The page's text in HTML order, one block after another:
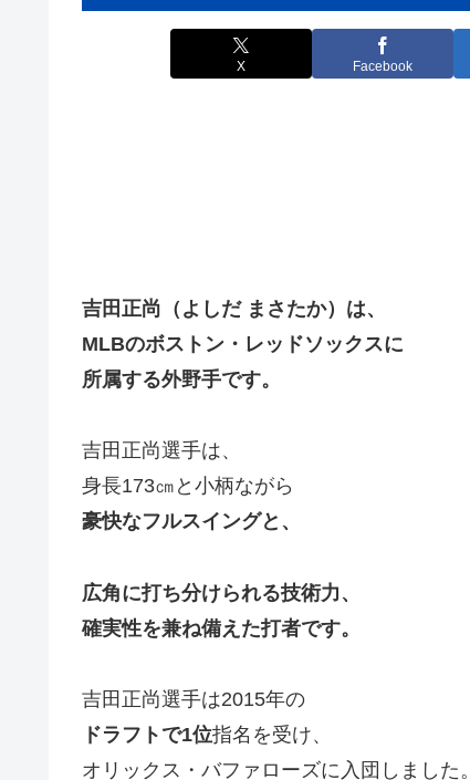
X Facebook
吉田正尚（よしだ まさたか）は、
MLBのボストン・レッドソックスに
所属する外野手です。
吉田正尚選手は、
身長173㎝と小柄ながら
豪快なフルスイングと、
広角に打ち分けられる技術力、
確実性を兼ね備えた打者です。
吉田正尚選手は2015年の
ドラフトで1位指名を受け、
オリックス・バファローズに入団しました。